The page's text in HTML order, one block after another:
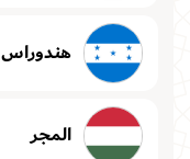
هندوراس
المجر